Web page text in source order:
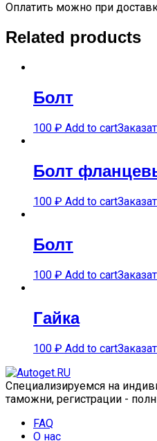
Оплатить можно при
Related products
Болт
100 ₽ Add to cart
Болт
100 ₽ Add to cart
Болт
100 ₽ Add to cart
Гайка
100 ₽ Add to cart
Специализируемся на
таможни, регистрации -
FAQ
О нас